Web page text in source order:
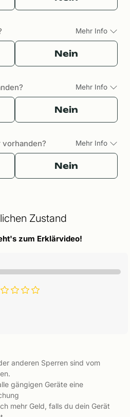
Mehr Info
Nein
Mehr Info
Nein
Mehr Info
Nein
Zustand
zum Erklärvideo!
anderen Sperren sind vom
gängigen Geräte eine
mehr Geld, falls du dein Gerät